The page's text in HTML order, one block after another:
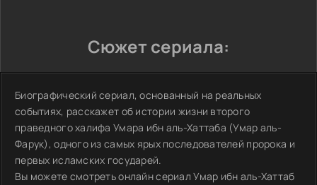
Сюжет сериала:
Биографический сериал, основанный на реальных
событиях, расскажет об истории жизни второго
праведного халифа Умара ибн аль-Хаттаба (Умар аль-
Фарук), одного из самых ярых последователей пророка и
первых исламских государей.
Вы можете смотреть онлайн сериал Умар ибн аль-Хаттаб